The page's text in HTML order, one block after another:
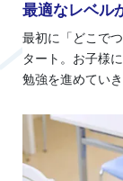
最適なレベル
最初に「どこで
タート。お子様
勉強を進めていき